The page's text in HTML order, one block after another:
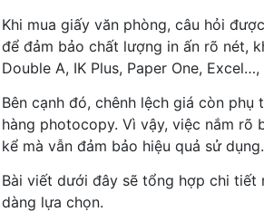
Khi mua giấy văn phòng, câu hỏi
để đảm bảo chất lượng in ấn rõ nét,
Double A, IK Plus, Paper One,
Bên cạnh đó, chênh lệch giá còn
hàng photocopy. Vì vậy, việc nắm rõ
kể mà vẫn đảm bảo hiệu quả sử dụng.
Bài viết dưới đây sẽ tổng hợp chi
dàng lựa chọn.